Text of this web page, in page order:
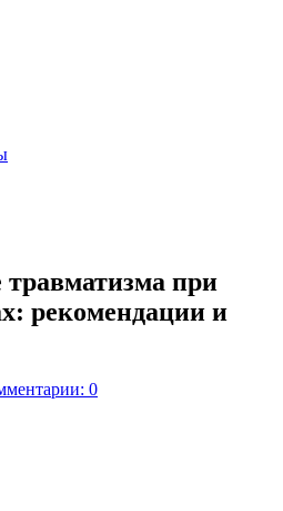
при
рекомендации и
0